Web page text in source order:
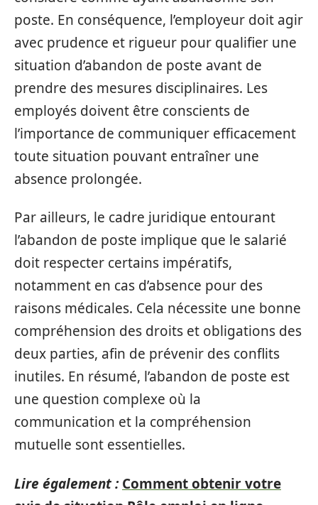
poste. En conséquence, l’employeur doit agir
avec prudence et rigueur pour qualifier une
situation d’abandon de poste avant de
prendre des mesures disciplinaires. Les
employés doivent être conscients de
l’importance de communiquer efficacement
toute situation pouvant entraîner une
absence prolongée.
Par ailleurs, le cadre juridique entourant
l’abandon de poste implique que le salarié
doit respecter certains impératifs,
notamment en cas d’absence pour des
raisons médicales. Cela nécessite une bonne
compréhension des droits et obligations des
deux parties, afin de prévenir des conflits
inutiles. En résumé, l’abandon de poste est
une question complexe où la
communication et la compréhension
mutuelle sont essentielles.
Lire également : Comment obtenir votre